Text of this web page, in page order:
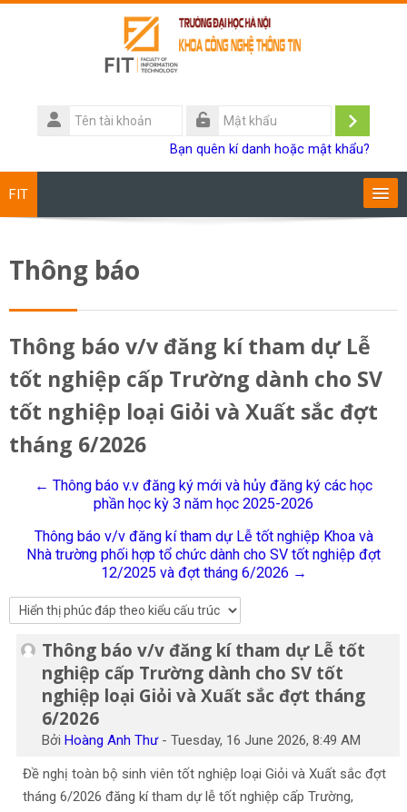
Tên
tài
Đăng
Bạn quên kí danh hoặc mật khẩu?
FIT
Giảng viên
Sinh viên
Research
Tiếng Việt
kiếm
khoá
Thông báo
Thông báo v/v đăng kí tham dự Lễ
tốt nghiệp cấp Trường dành cho SV
tốt nghiệp loại Giỏi và Xuất sắc đợt
tháng 6/2026
← Thông báo v.v đăng ký mới và hủy đăng ký các học
phần học kỳ 3 năm học 2025-2026
Thông báo v/v đăng kí tham dự Lễ tốt nghiệp Khoa và
Nhà trường phối hợp tổ chức dành cho SV tốt nghiệp đợt
12/2025 và đợt tháng 6/2026 →
Thông báo v/v đăng kí tham dự Lễ tốt
nghiệp cấp Trường dành cho SV tốt
nghiệp loại Giỏi và Xuất sắc đợt tháng
6/2026
Bởi Hoàng Anh Thư- Tuesday, 16 June 2026, 8:49 AM
Số lượng các câu trả lời: 0
Đề nghị toàn bộ sinh viên tốt nghiệp loại Giỏi và Xuất sắc đợt
tháng 6/2026 đăng kí tham dự lễ tốt nghiệp cấp Trường,